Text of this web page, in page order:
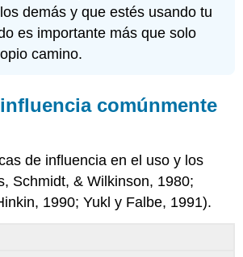
demás y que estés usando tu
es importante más que solo
camino.
comúnmente
de influencia en el uso y los
Schmidt, & Wilkinson, 1980;
1990; Yukl y Falbe, 1991).